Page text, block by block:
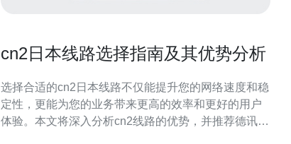
cn2日本线路选择指南及其优势分析
选择合适的cn2日本线路不仅能提升您的网络速度和稳
定性，更能为您的业务带来更高的效率和更好的用户
体验。本文将深入分析cn2线路的优势，并推荐德讯电